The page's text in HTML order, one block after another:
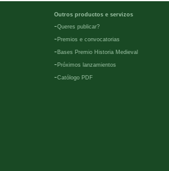
Outros productos e servizos
-Queres publicar?
- Premios e convocatorias
- Bases Premio Historia Medieval
- Próximos lanzamientos
-Católogo PDF